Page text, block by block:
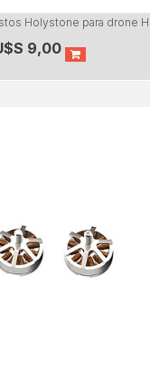
Holystone para drone
9,00